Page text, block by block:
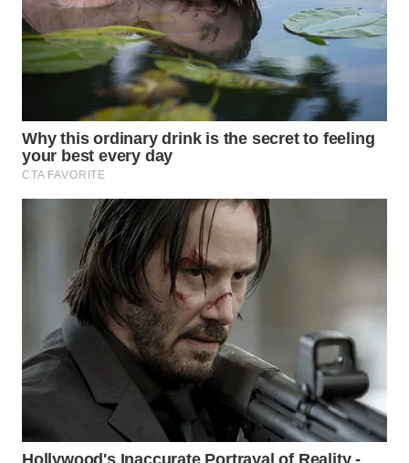
WN
SIMALUNGUN
LABUHANBATU
WN
WN DELI
SERDANG
WN
TEBING
TINGGI